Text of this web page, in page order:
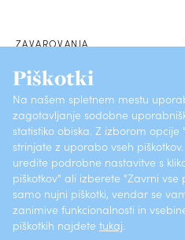
Piškotki
Na našem spletnem mestu
zagotavljanje sodobne
statistiko obiska. Z izborom opcije
strinjate z uporabo vseh
uredite podrobne nastavitve s
piškotkov" ali izberete "Zavrni
samo nujni piškotki, vendar se
zanimive funkcionalnosti in
piškotkih najdete tukaj.
ZAVAROVANJA
POSLOVALNICE
O ZAVAROVALNICI
PRIJAVI ŠKODO
Vsebine (ISSN 1581-372X)